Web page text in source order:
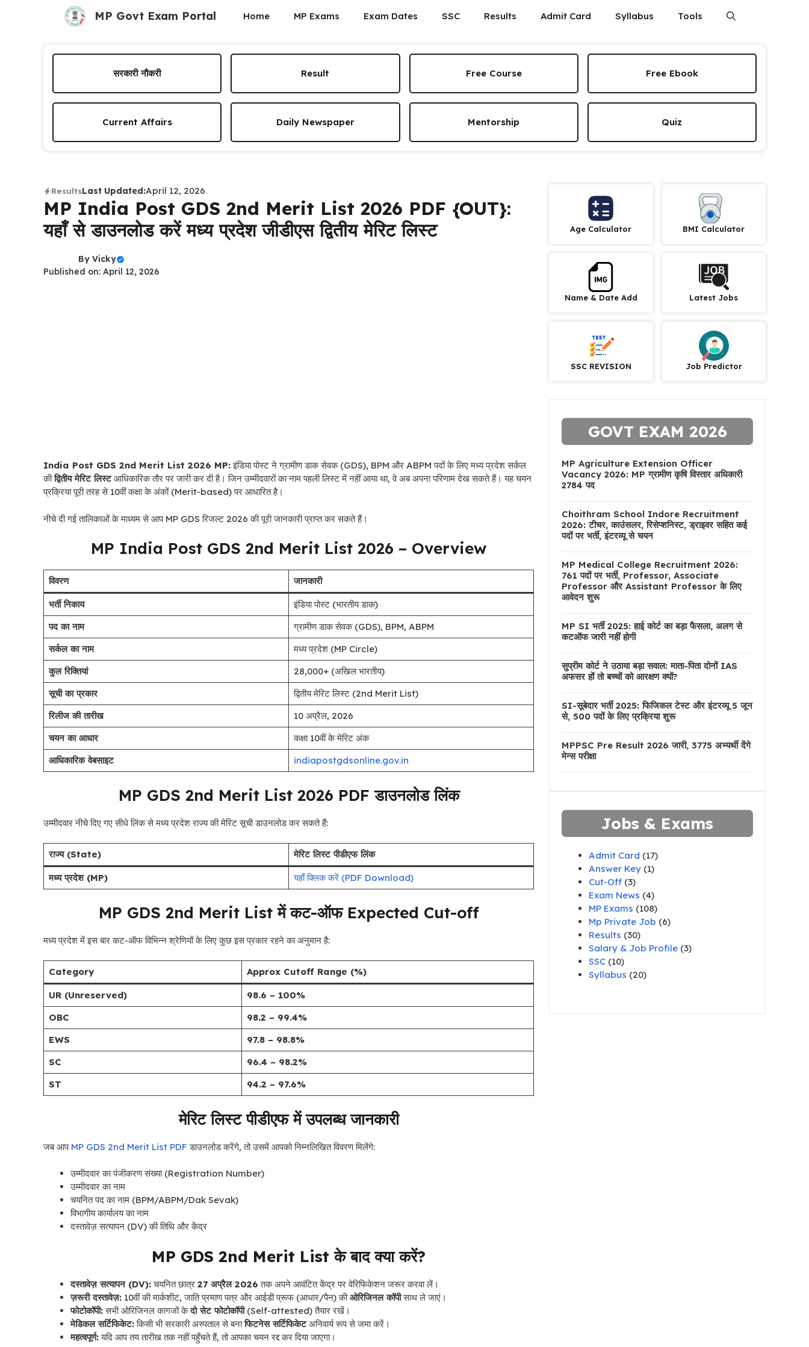
MP Govt Exam Portal Home MP Exams Exam Dates SSC Results Admit Card Syllabus Tools
सरकारी नौकरी Result Free Course Free Ebook
Current Affairs Daily Newspaper Mentorship Quiz
ResultsLast Updated:April 12, 2026
MP India Post GDS 2nd Merit List 2026 PDF {OUT}:
यहाँ से डाउनलोड करें मध्य प्रदेश जीडीएस द्वितीय मेरिट लिस्ट
By Vicky
Published on: April 12, 2026
India Post GDS 2nd Merit List 2026 MP:इंडिया पोस्ट ने ग्रामीण डाक सेवक (GDS), BPM और ABPM पदों के लिए मध्य प्रदेश सर्कल
कीद्वितीय मेरिट लिस्टआधिकारिक तौर पर जारी कर दी है। जिन उम्मीदवारों का नाम पहली लिस्ट में नहीं आया था, वे अब अपना परिणाम देख सकते हैं। यह चयन
प्रक्रिया पूरी तरह से 10वीं कक्षा के अंकों (Merit-based) पर आधारित है।
नीचे दी गई तालिकाओं के माध्यम से आप MP GDS रिजल्ट 2026 की पूरी जानकारी प्राप्त कर सकते हैं।
MP India Post GDS 2nd Merit List 2026 – Overview
विवरण जानकारी
भर्ती निकाय
इंडिया पोस्ट (भारतीय डाक)
पद का नाम
ग्रामीण डाक सेवक (GDS), BPM, ABPM
सर्कल का नाम
मध्य प्रदेश (MP Circle)
कुल रिक्तियां
28,000+ (अखिल भारतीय)
सूची का प्रकार
द्वितीय मेरिट लिस्ट (2nd Merit List)
रिलीज की तारीख
10 अप्रैल, 2026
चयन का आधार
कक्षा 10वीं के मेरिट अंक
आधिकारिक वेबसाइट
indiapostgdsonline.gov.in
MP GDS 2nd Merit List 2026 PDF डाउनलोड लिंक
उम्मीदवार नीचे दिए गए सीधे लिंक से मध्य प्रदेश राज्य की मेरिट सूची डाउनलोड कर सकते हैं:
राज्य (State) मेरिट लिस्ट पीडीएफ लिंक
मध्य प्रदेश (MP) यहाँ क्लिक करें (PDF Download)
MP GDS 2nd Merit List में कट-ऑफ Expected Cut-off
मध्य प्रदेश में इस बार कट-ऑफ विभिन्न श्रेणियों के लिए कुछ इस प्रकार रहने का अनुमान है:
Category Approx Cutoff Range (%)
UR (Unreserved)
98.6 – 100%
OBC
98.2 – 99.4%
EWS
97.8 – 98.8%
SC
96.4 – 98.2%
ST
94.2 – 97.6%
मेरिट लिस्ट पीडीएफ में उपलब्ध जानकारी
जब आप MP GDS 2nd Merit List PDF डाउनलोड करेंगे, तो उसमें आपको निम्नलिखित विवरण मिलेंगे:
उम्मीदवार का पंजीकरण संख्या (Registration Number)
उम्मीदवार का नाम
चयनित पद का नाम (BPM/ABPM/Dak Sevak)
विभागीय कार्यालय का नाम
दस्तावेज़ सत्यापन (DV) की तिथि और केंद्र
MP GDS 2nd Merit List के बाद क्या करें?
दस्तावेज़ सत्यापन (DV):चयनित छात्र 27 अप्रैल 2026 तक अपने आवंटित केंद्र पर वेरिफिकेशन जरूर करवा लें।
ज़रूरी दस्तावेज़: 10वीं की मार्कशीट, जाति प्रमाण पत्र और आईडी प्रूफ (आधार/पैन) कीओरिजिनल कॉपीसाथ ले जाएं।
फोटोकॉपी:सभी ओरिजिनल कागजों केदो सेट फोटोकॉपी(Self-attested) तैयार रखें।
मेडिकल सर्टिफिकेट:किसी भी सरकारी अस्पताल से बनाफिटनेस सर्टिफिकेटअनिवार्य रूप से जमा करें।
महत्वपूर्ण:यदि आप तय तारीख तक नहीं पहुँचते हैं, तो आपका चयन रद्द कर दिया जाएगा।
Age Calculator BMI Calculator
Name & Date Add Latest Jobs
SSC REVISION Job Predictor
GOVT EXAM 2026
MP Agriculture Extension Officer
Vacancy 2026: MP ग्रामीण कृषि विस्तार अधिकारी
2784 पद
Choithram School Indore Recruitment
2026: टीचर, काउंसलर, रिसेप्शनिस्ट, ड्राइवर सहित कई
पदों पर भर्ती, इंटरव्यू से चयन
MP Medical College Recruitment 2026:
761 पदों पर भर्ती, Professor, Associate
Professor और Assistant Professor के लिए
आवेदन शुरू
MP SI भर्ती 2025: हाई कोर्ट का बड़ा फैसला, अलग से
कटऑफ जारी नहीं होगी
सुप्रीम कोर्ट ने उठाया बड़ा सवाल: माता-पिता दोनों IAS
अफसर हों तो बच्चों को आरक्षण क्यों?
SI-सूबेदार भर्ती 2025: फिजिकल टेस्ट और इंटरव्यू 5 जून
से, 500 पदों के लिए प्रक्रिया शुरू
MPPSC Pre Result 2026 जारी, 3775 अभ्यर्थी देंगे
मेन्स परीक्षा
Jobs & Exams
Admit Card (17)
Answer Key (1)
Cut-Off (3)
Exam News (4)
MP Exams (108)
Mp Private Job (6)
Results (30)
Salary & Job Profile (3)
SSC (10)
Syllabus (20)